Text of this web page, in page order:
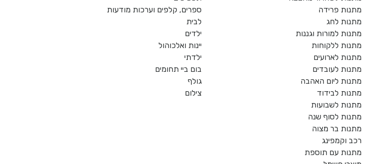
מתנות פרידה
מתנות לחג
מתנות למורות וגננות
מתנות ללקוחות
מתנות לארועים
מתנות לעובדים
מתנות ליום האהבה
מתנות לבידוד
מתנות לשבועות
מתנות לסוף שנה
מתנות בר מצוה
רכב וקמפינג
מתנות עם תוספת
ספרים, קלפים וערכות מודעות
לבית
ילדים
יינות ואלכוהול
ילדתי
בום ביי תחומים
גולף
צילום